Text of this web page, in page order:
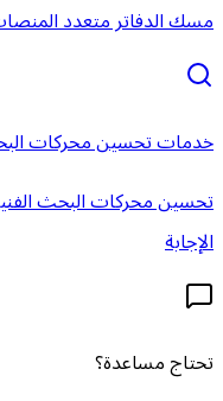
مسك الدفاتر متعدد
خدمات تحسين محركات
تحسين محركات البحث
الإجابة
تحتاج مساعدة؟